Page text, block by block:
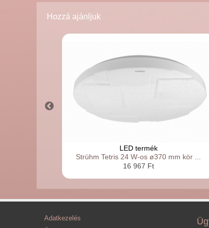
Hozzá ajánljuk
LED termék
Strühm Tetris 24 W-os ø370 mm kör ...
16 967 Ft
Adatkezelés